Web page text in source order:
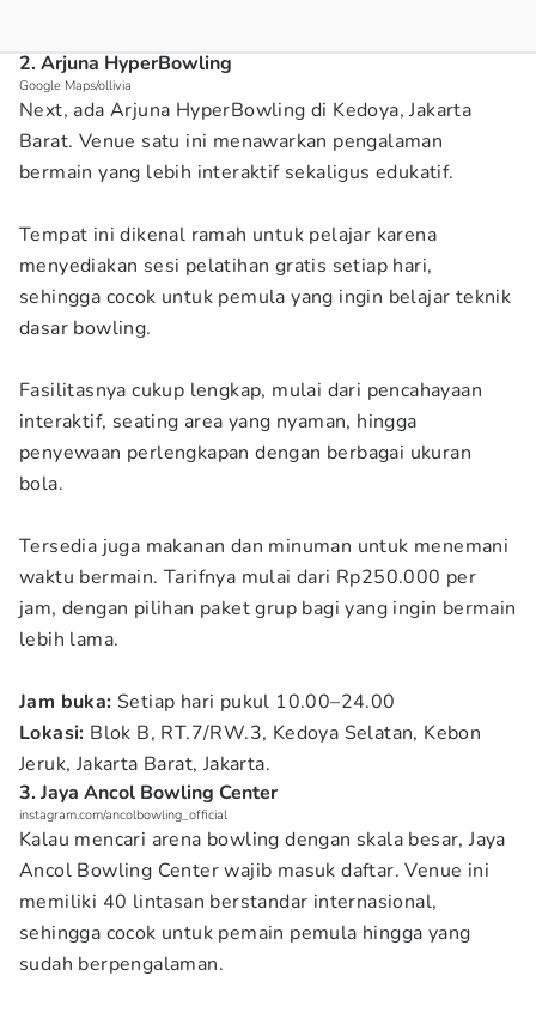
2. Arjuna HyperBowling
Google Maps/ollivia
Next, ada Arjuna HyperBowling di Kedoya, Jakarta
Barat. Venue satu ini menawarkan pengalaman
bermain yang lebih interaktif sekaligus edukatif.
Tempat ini dikenal ramah untuk pelajar karena
menyediakan sesi pelatihan gratis setiap hari,
sehingga cocok untuk pemula yang ingin belajar teknik
dasar bowling.
Fasilitasnya cukup lengkap, mulai dari pencahayaan
interaktif, seating area yang nyaman, hingga
penyewaan perlengkapan dengan berbagai ukuran
bola.
Tersedia juga makanan dan minuman untuk menemani
waktu bermain. Tarifnya mulai dari Rp250.000 per
jam, dengan pilihan paket grup bagi yang ingin bermain
lebih lama.
Jam buka: Setiap hari pukul 10.00–24.00
Lokasi: Blok B, RT.7/RW.3, Kedoya Selatan, Kebon
Jeruk, Jakarta Barat, Jakarta.
3. Jaya Ancol Bowling Center
instagram.com/ancolbowling_official
Kalau mencari arena bowling dengan skala besar, Jaya
Ancol Bowling Center wajib masuk daftar. Venue ini
memiliki 40 lintasan berstandar internasional,
sehingga cocok untuk pemain pemula hingga yang
sudah berpengalaman.